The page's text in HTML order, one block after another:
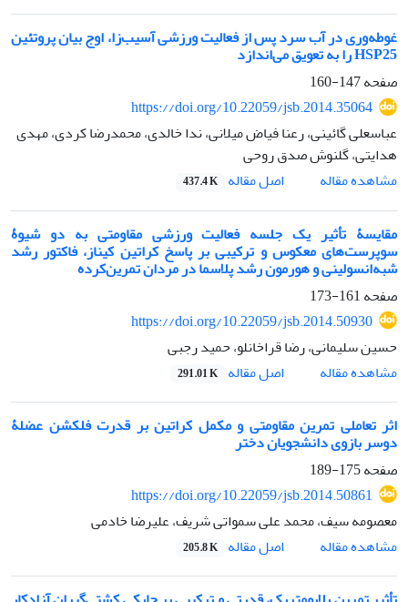
غوطه‌وری در آب سرد پس از فعالیت ورزشی آسیب‌زا، اوج بیان پروتئین
HSP25 را به تعویق می‌اندازد
صفحه147-160
https://doi.org/10.22059/jsb.2014.35064
عباسعلی گائینی، رعنا فیاض میلانی، ندا خالدی، محمدرضا کردی، مهدی
هدایتی، گلنوش صدق روحی
مشاهده مقاله
اصل مقاله 437.4 K
مقایسۀ تأثیر یک جلسه فعالیت ورزشی مقاومتی به دو شیوۀ
سوپرست‌های معکوس و ترکیبی بر پاسخ کراتین کیناز، فاکتور رشد
شبه‌انسولینی و هورمون رشد پلاسما در مردان تمرین‌کرده
صفحه161-173
https://doi.org/10.22059/jsb.2014.50930
حسین سلیمانی، رضا قراخانلو، حمید رجبی
مشاهده مقاله
اصل مقاله 291.01 K
اثر تعاملی تمرین مقاومتی و مکمل کراتین بر قدرت فلکشن عضلۀ
دوسر بازوی دانشجویان دختر
صفحه175-189
https://doi.org/10.22059/jsb.2014.50861
معصومه سیف، محمد علی سمواتی شریف، علیرضا خادمی
مشاهده مقاله
اصل مقاله 205.8 K